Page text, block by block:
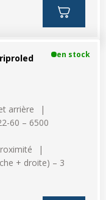
en stock
arrière
60 – 6500
+ droite) – 3